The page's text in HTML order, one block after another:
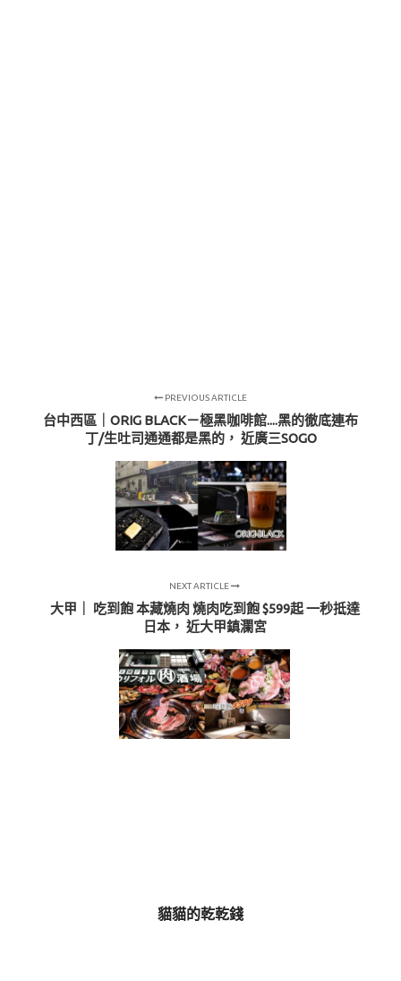
PREVIOUS ARTICLE
台中西區｜ORIG BLACK－極黑咖啡館....黑的徹底連布
丁/生吐司通通都是黑的， 近廣三SOGO
NEXT ARTICLE
大甲｜ 吃到飽 本藏燒肉 燒肉吃到飽 $599起 一秒抵達
日本， 近大甲鎮瀾宮
貓貓的乾乾錢